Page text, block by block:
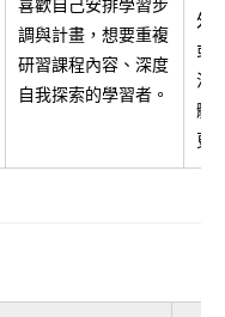
喜歡自己安排學習步
調與計畫，想要重複
研習課程內容、深度
自我探索的學習者。
外
或
決
體
更